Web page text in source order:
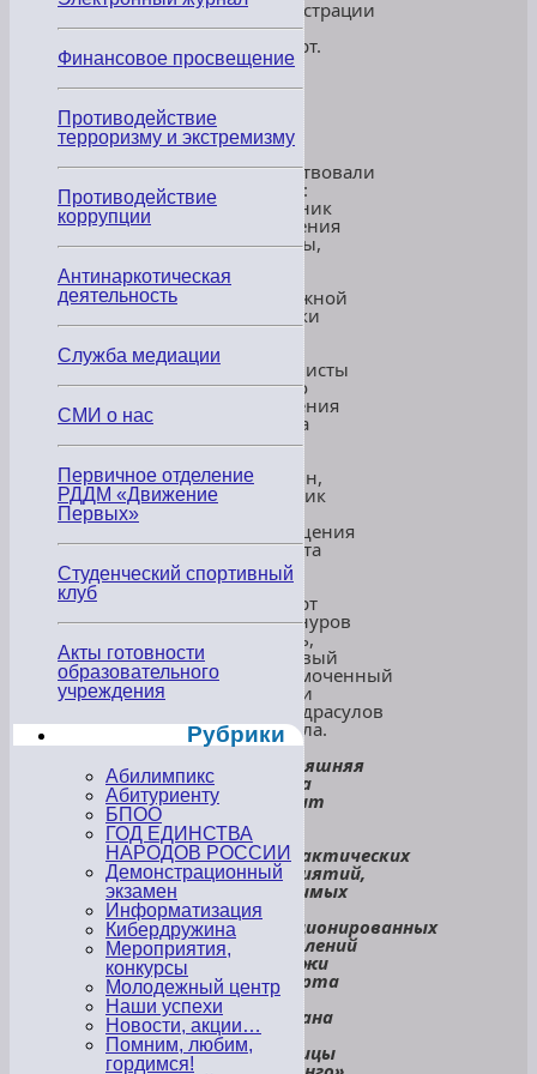
администрации
г.
Хасавюрт.
В
на
встрече
присутствовали
сегодня:
Начальник
Управления
культуры,
молодежной
политики
Атаева
специалисты
данного
управления
Чернова
Мария,
Багавдин,
сотрудник
просвещения
Муфтията
по
г.
Хасавюрт
Сайгиднуров
Шамиль,
участковый
уполномоченный
полиции
Магомедрасулов
Сахратула.
«Сегодняшняя
встреча
проходит
рамках
профилактических
мероприятий,
проводимых
после
несанкционированных
выступлений
молодежи
Хасавюрта
и
Дагестана
возле
гостиницы
Финансовое просвещение
Противодействие
терроризму и экстремизму
Противодействие
коррупции
Антинаркотическая
деятельность
Служба медиации
СМИ о нас
Первичное отделение
РДДМ «Движение
Первых»
Студенческий спортивный
клуб
Акты готовности
образовательного
учреждения
Рубрики
Абилимпикс
Абитуриенту
БПОО
ГОД ЕДИНСТВА
НАРОДОВ РОССИИ
Демонстрационный
экзамен
Информатизация
Кибердружина
Мероприятия,
конкурсы
Молодежный центр
Наши успехи
Новости, акции…
Помним, любим,
гордимся!